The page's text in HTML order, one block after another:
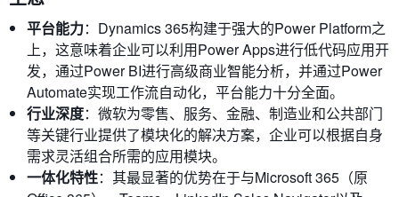
平台能力：Dynamics 365构建于强大的Power Platform之
上，这意味着企业可以利用Power Apps进行低代码应用开
发，通过Power BI进行高级商业智能分析，并通过Power
Automate实现工作流自动化，平台能力十分全面。
行业深度：微软为零售、服务、金融、制造业和公共部门
等关键行业提供了模块化的解决方案，企业可以根据自身
需求灵活组合所需的应用模块。
一体化特性：其最显著的优势在于与Microsoft 365（原